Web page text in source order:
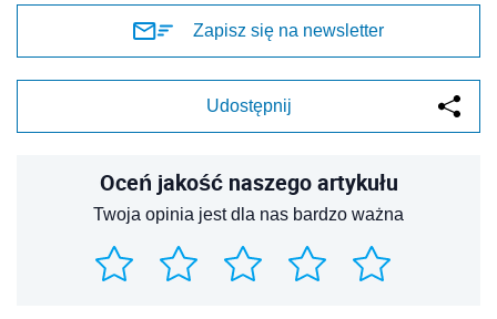
Zapisz się na newsletter
Udostępnij
Oceń jakość naszego artykułu
Twoja opinia jest dla nas bardzo ważna